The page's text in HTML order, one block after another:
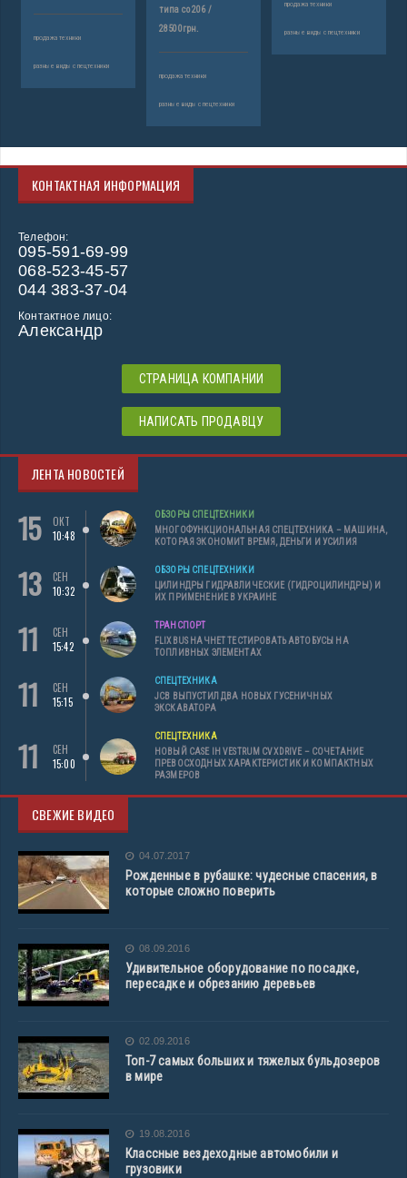
продажа техники
разные виды спецтехники
типа со 206 /
28500грн.
продажа техники
разные виды спецтехники
продажа техники
разные виды спецтехники
КОНТАКТНАЯ ИНФОРМАЦИЯ
Телефон:
095-591-69-99
068-523-45-57
044 383-37-04
Контактное лицо:
Александр
СТРАНИЦА КОМПАНИИ
НАПИСАТЬ ПРОДАВЦУ
ЛЕНТА НОВОСТЕЙ
15
ОКТ
10:48
ОБЗОРЫ СПЕЦТЕХНИКИ
МНОГОФУНКЦИОНАЛЬНАЯ СПЕЦТЕХНИКА – МАШИНА,
КОТОРАЯ ЭКОНОМИТ ВРЕМЯ, ДЕНЬГИ И УСИЛИЯ
13
СЕН
10:32
ОБЗОРЫ СПЕЦТЕХНИКИ
ЦИЛИНДРЫ ГИДРАВЛИЧЕСКИЕ (ГИДРОЦИЛИНДРЫ) И
ИХ ПРИМЕНЕНИЕ В УКРАИНЕ
11
СЕН
15:42
ТРАНСПОРТ
FLIXBUS НАЧНЕТ ТЕСТИРОВАТЬ АВТОБУСЫ НА
ТОПЛИВНЫХ ЭЛЕМЕНТАХ
11
СЕН
15:15
СПЕЦТЕХНИКА
JCB ВЫПУСТИЛ ДВА НОВЫХ ГУСЕНИЧНЫХ
ЭКСКАВАТОРА
11
СЕН
15:00
СПЕЦТЕХНИКА
НОВЫЙ CASE IH VESTRUM CVXDRIVE – СОЧЕТАНИЕ
ПРЕВОСХОДНЫХ ХАРАКТЕРИСТИК И КОМПАКТНЫХ
РАЗМЕРОВ
СВЕЖИЕ ВИДЕО
04.07.2017
Рожденные в рубашке: чудесные спасения, в
которые сложно поверить
08.09.2016
Удивительное оборудование по посадке,
пересадке и обрезанию деревьев
02.09.2016
Топ-7 самых больших и тяжелых бульдозеров
в мире
19.08.2016
Классные вездеходные автомобили и
грузовики